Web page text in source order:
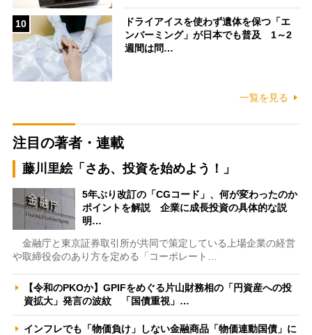
10
ドライアイスを使わず遺体を保つ「エ
ンバーミング」が日本でも普及 1～2
週間は問…
一覧を見る
注目の著者・連載
藤川里絵「さあ、投資を始めよう！」
5年ぶり改訂の「CGコード」、何が変わったのか
ポイントを解説 企業に成長投資の具体的な説
明…
金融庁と東京証券取引所が共同で策定している上場企業の経営
や取締役会のあり方を定める「コーポレート…
【令和のPKOか】GPIFをめぐる片山財務相の「円資産への投
資拡大」発言の波紋 「国債重視」…
インフレでも「物価負け」しない金融商品「物価連動国債」に